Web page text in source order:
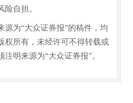
险自担。
源为“大众证券报”的稿件，均
权所有，未经许可不得转载或
明来源为“大众证券报”。